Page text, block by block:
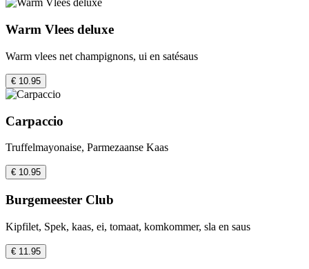
Warm Vlees deluxe
Warm vlees net champignons, ui en satésaus
€ 10.95
Carpaccio
Truffelmayonaise, Parmezaanse Kaas
€ 10.95
Burgemeester Club
Kipfilet, Spek, kaas, ei, tomaat, komkommer, sla en saus
€ 11.95